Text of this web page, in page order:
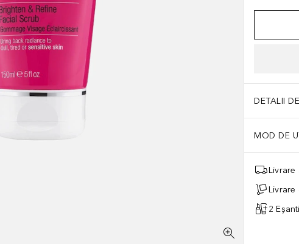
DETALII
MOD DE
Livrare
Livrare
2